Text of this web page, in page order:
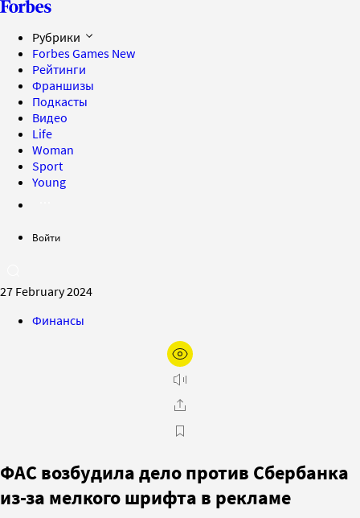
Рубрики
Forbes Games New
Рейтинги
Франшизы
Подкасты
Видео
Life
Woman
Sport
Young
Войти
27 February 2024
Финансы
ФАС возбудила дело против Сбербанка
из-за мелкого шрифта в рекламе